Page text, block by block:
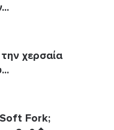
χερσαία
Soft Fork;